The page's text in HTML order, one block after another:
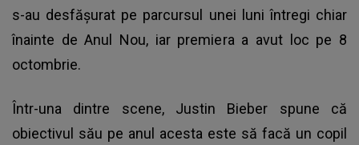
s-au desfășurat pe parcursul unei luni întregi chiar
înainte de Anul Nou, iar premiera a avut loc pe 8
octombrie.
Într-una dintre scene, Justin Bieber spune că
obiectivul său pe anul acesta este să facă un copil